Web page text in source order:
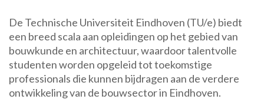
De Technische Universiteit Eindhoven (TU/e) biedt
een breed scala aan opleidingen op het gebied van
bouwkunde en architectuur, waardoor talentvolle
studenten worden opgeleid tot toekomstige
professionals die kunnen bijdragen aan de verdere
ontwikkeling van de bouwsector in Eindhoven.